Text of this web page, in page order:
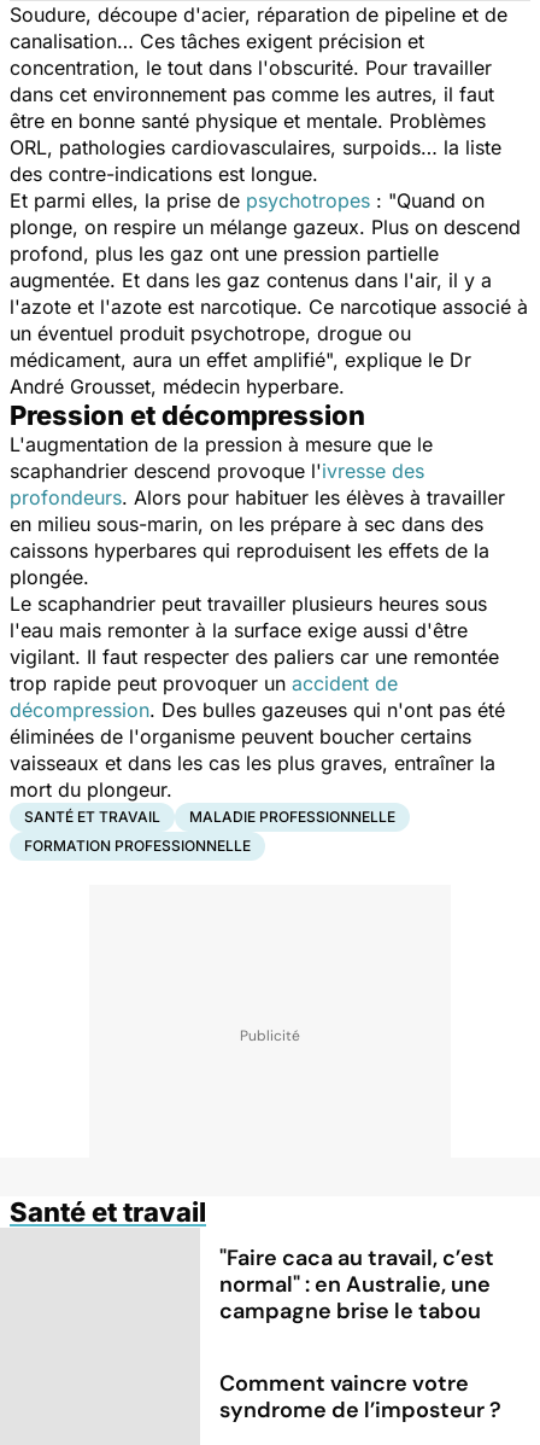
Soudure, découpe d'acier, réparation de pipeline et de
canalisation… Ces tâches exigent précision et
concentration, le tout dans l'obscurité. Pour travailler
dans cet environnement pas comme les autres, il faut
être en bonne santé physique et mentale. Problèmes
ORL, pathologies cardiovasculaires, surpoids… la liste
des contre-indications est longue.
Et parmi elles, la prise de psychotropes : "Quand on
plonge, on respire un mélange gazeux. Plus on descend
profond, plus les gaz ont une pression partielle
augmentée. Et dans les gaz contenus dans l'air, il y a
l'azote et l'azote est narcotique. Ce narcotique associé à
un éventuel produit psychotrope, drogue ou
médicament, aura un effet amplifié", explique le Dr
André Grousset, médecin hyperbare.
Pression et décompression
L'augmentation de la pression à mesure que le
scaphandrier descend provoque l'ivresse des
profondeurs. Alors pour habituer les élèves à travailler
en milieu sous-marin, on les prépare à sec dans des
caissons hyperbares qui reproduisent les effets de la
plongée.
Le scaphandrier peut travailler plusieurs heures sous
l'eau mais remonter à la surface exige aussi d'être
vigilant. Il faut respecter des paliers car une remontée
trop rapide peut provoquer un accident de
décompression. Des bulles gazeuses qui n'ont pas été
éliminées de l'organisme peuvent boucher certains
vaisseaux et dans les cas les plus graves, entraîner la
mort du plongeur.
SANTÉ ET TRAVAIL
MALADIE PROFESSIONNELLE
FORMATION PROFESSIONNELLE
Santé et travail
"Faire caca au travail, c’est
normal" : en Australie, une
campagne brise le tabou
Comment vaincre votre
syndrome de l’imposteur ?